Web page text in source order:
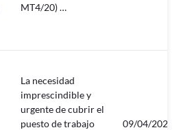
MT4/20) …
La necesidad
imprescindible y
urgente de cubrir el
puesto de trabajo
09/04/2026